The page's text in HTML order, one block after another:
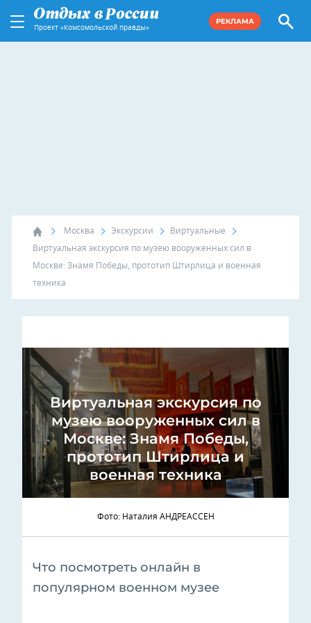
Проект «Комсомольской правды»
РЕКЛАМА
Москва Экскурсии Виртуальные
Виртуальная экскурсия по музею вооруженных сил в
Москве: Знамя Победы, прототип Штирлица и военная
техника
Виртуальная экскурсия по
музею вооруженных сил в
Москве: Знамя Победы,
прототип Штирлица и
военная техника
Фото: Наталия АНДРЕАССЕН
Что посмотреть онлайн в
популярном военном музее